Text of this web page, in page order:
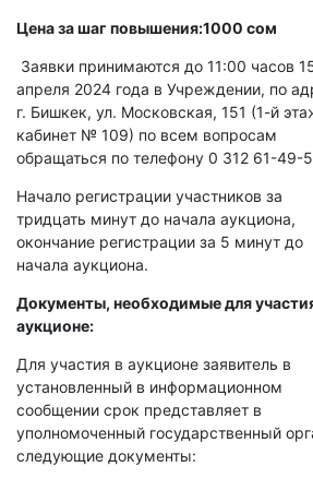
Цена за шаг повышения:1000 сом
Заявки принимаются до 11:00 часов
апреля 2024 года в Учреждении, по
г. Бишкек, ул. Московская, 151 (1-й
кабинет № 109) по всем вопросам
обращаться по телефону 0 312 61-49-
Начало регистрации участников за
тридцать минут до начала аукциона,
окончание регистрации за 5 минут до
начала аукциона.
Документы, необходимые для
аукционе:
Для участия в аукционе заявитель в
установленный в информационном
сообщении срок представляет в
уполномоченный государственный
следующие документы: